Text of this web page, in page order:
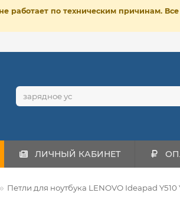
работает по техническим причинам.
ЛИЧНЫЙ КАБИНЕТ
Петли для ноутбука LENOVO Ideapad Y510